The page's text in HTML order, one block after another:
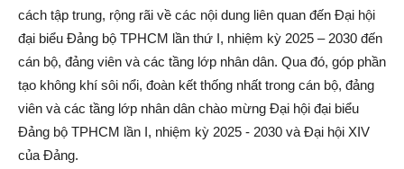
cách tập trung, rộng rãi về các nội dung liên quan đến Đại hội
đại biểu Đảng bộ TPHCM lần thứ I, nhiệm kỳ 2025 – 2030 đến
cán bộ, đảng viên và các tầng lớp nhân dân. Qua đó, góp phần
tạo không khí sôi nổi, đoàn kết thống nhất trong cán bộ, đảng
viên và các tầng lớp nhân dân chào mừng Đại hội đại biểu
Đảng bộ TPHCM lần I, nhiệm kỳ 2025 - 2030 và Đại hội XIV
của Đảng.